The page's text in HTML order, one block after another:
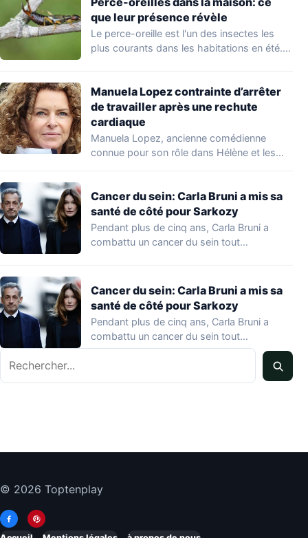
que leur présence révèle
Le perce-oreille est l'un des insectes les
plus courants dans les habitations en été.…
Manuela Lopez contrainte d’arrêter
de travailler après une rechute
cardiaque
Manuela Lopez, ancienne comédienne
connue pour son rôle dans Hélène et les
Cancer du sein: Carla Bruni a mis sa
santé de côté pour Sarkozy
Pendant plus de cinq ans, Carla Bruni a
combattu un cancer du sein tout…
Cancer du sein: Carla Bruni a mis sa
santé de côté pour Sarkozy
Pendant plus de cinq ans, Carla Bruni a
combattu un cancer du sein tout…
© 2026 Toptenplay